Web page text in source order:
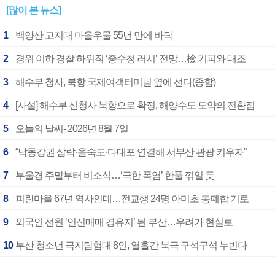
[많이 본 뉴스]
1 백양산 고지대 마을우물 55년 만에 바닥
2 경위 이하 경찰 하위직 ‘중수청 러시’ 전망…檢 기피와 대조
3 해수부 청사, 북항 국제여객터미널 옆에 선다(종합)
4 [사설] 해수부 신청사 북항으로 확정, 해양수도 도약의 전환점
5 오늘의 날씨- 2026년 8월 7일
6 “낙동강권 삼락·을숙도·다대포 연결해 서부산 관광 키우자”
7 부울경 주말부터 비소식…‘극한 폭염’ 한풀 꺾일 듯
8 피란마을 67년 역사인데…전교생 24명 아미초 통폐합 기로
9 외국인 선원 ‘인신매매 경유지’ 된 부산…우려가 현실로
10 부산 청소년 극지탐험대 8인, 열흘간 북극 구석구석 누빈다